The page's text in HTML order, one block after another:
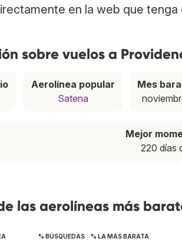
en la web que
sobre vuelos a
Aerolínea popular
Satena
Mes
Mejor
220 días
las aerolíneas más
% BÚSQUEDAS % LA MÁS BARATA